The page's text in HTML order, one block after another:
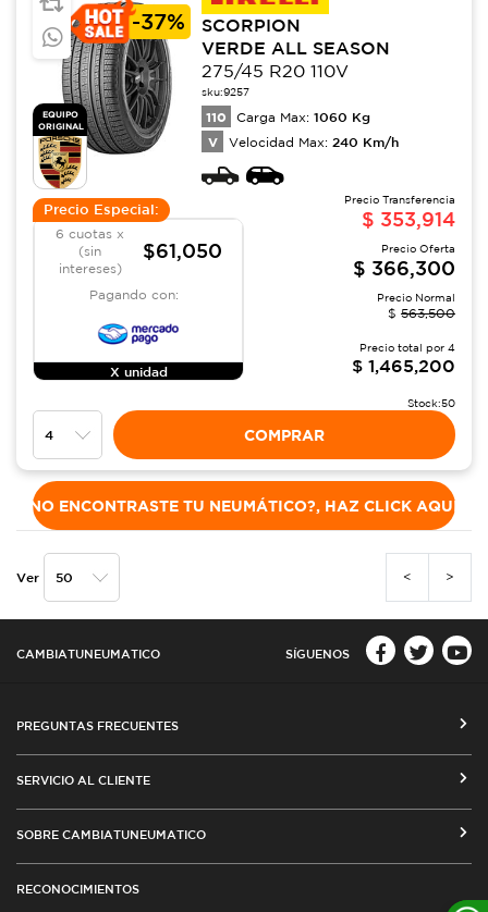
EQUIPO
ORIGINAL
-37%
SCORPION
VERDE ALL SEASON
275/45 R20 110V
sku:9257
110 Carga Max: 1060 Kg
V Velocidad Max: 240 Km/h
Precio Especial:
6 cuotas x
(sin
intereses)
$61,050
Pagando con:
X unidad
Precio Transferencia
$ 353,914
Precio Oferta
$ 366,300
Precio Normal
$ 563,500
Precio total por 4
$ 1,465,200
Stock:50
COMPRAR
NO ENCONTRASTE TU NEUMÁTICO?, HAZ CLICK AQUÍ
Ver < >
CAMBIATUNEUMATICO SÍGUENOS
PREGUNTAS FRECUENTES
MEDIOS DE PAGO
RED DE TALLERES ASOCIADOS
SERVICIO AL CLIENTE
CAMBIO DE DIRECCIÓN
SOBRE CAMBIATUNEUMATICO
RECONOCIMIENTOS